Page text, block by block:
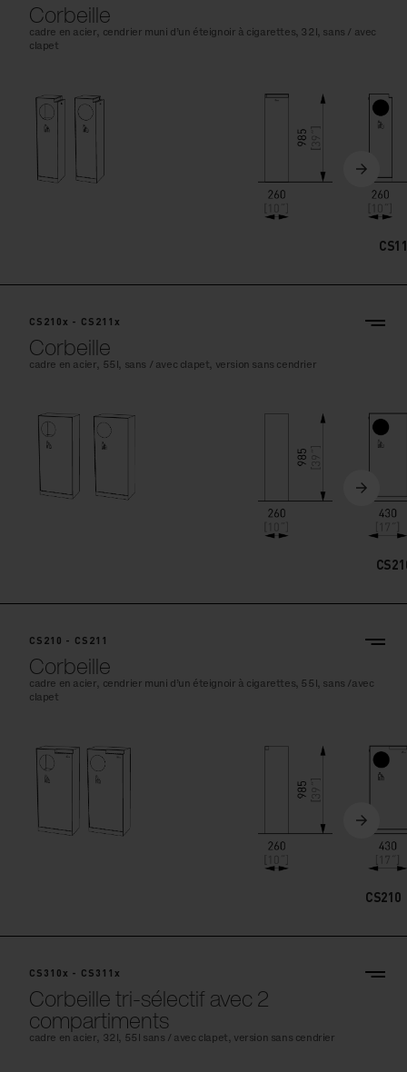
Corbeille
cadre en acier, cendrier muni d’un éteignoir à cigarettes, 32l, sans / avec
clapet
CS210x - CS211x
Corbeille
cadre en acier, 55l, sans / avec clapet, version sans cendrier
CS210 - CS211
Corbeille
cadre en acier, cendrier muni d’un éteignoir à cigarettes, 55l, sans /avec
clapet
CS210
CS310x - CS311x
Corbeille tri-sélectif avec 2
compartiments
cadre en acier, 32l, 55l sans / avec clapet, version sans cendrier